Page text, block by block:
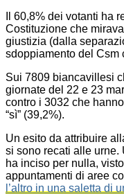
Il 60,8% dei votanti ha
Costituzione che
giustizia (dalla
sdoppiamento del Csm
Sui 7809 biancavillesi
giornate del 22 e 23
contro i 3032 che
“sì” (39,2%).
Un esito da attribuire
si sono recati alle urne.
ha inciso per nulla,
appuntamenti di aree
l’altro in una saletta di